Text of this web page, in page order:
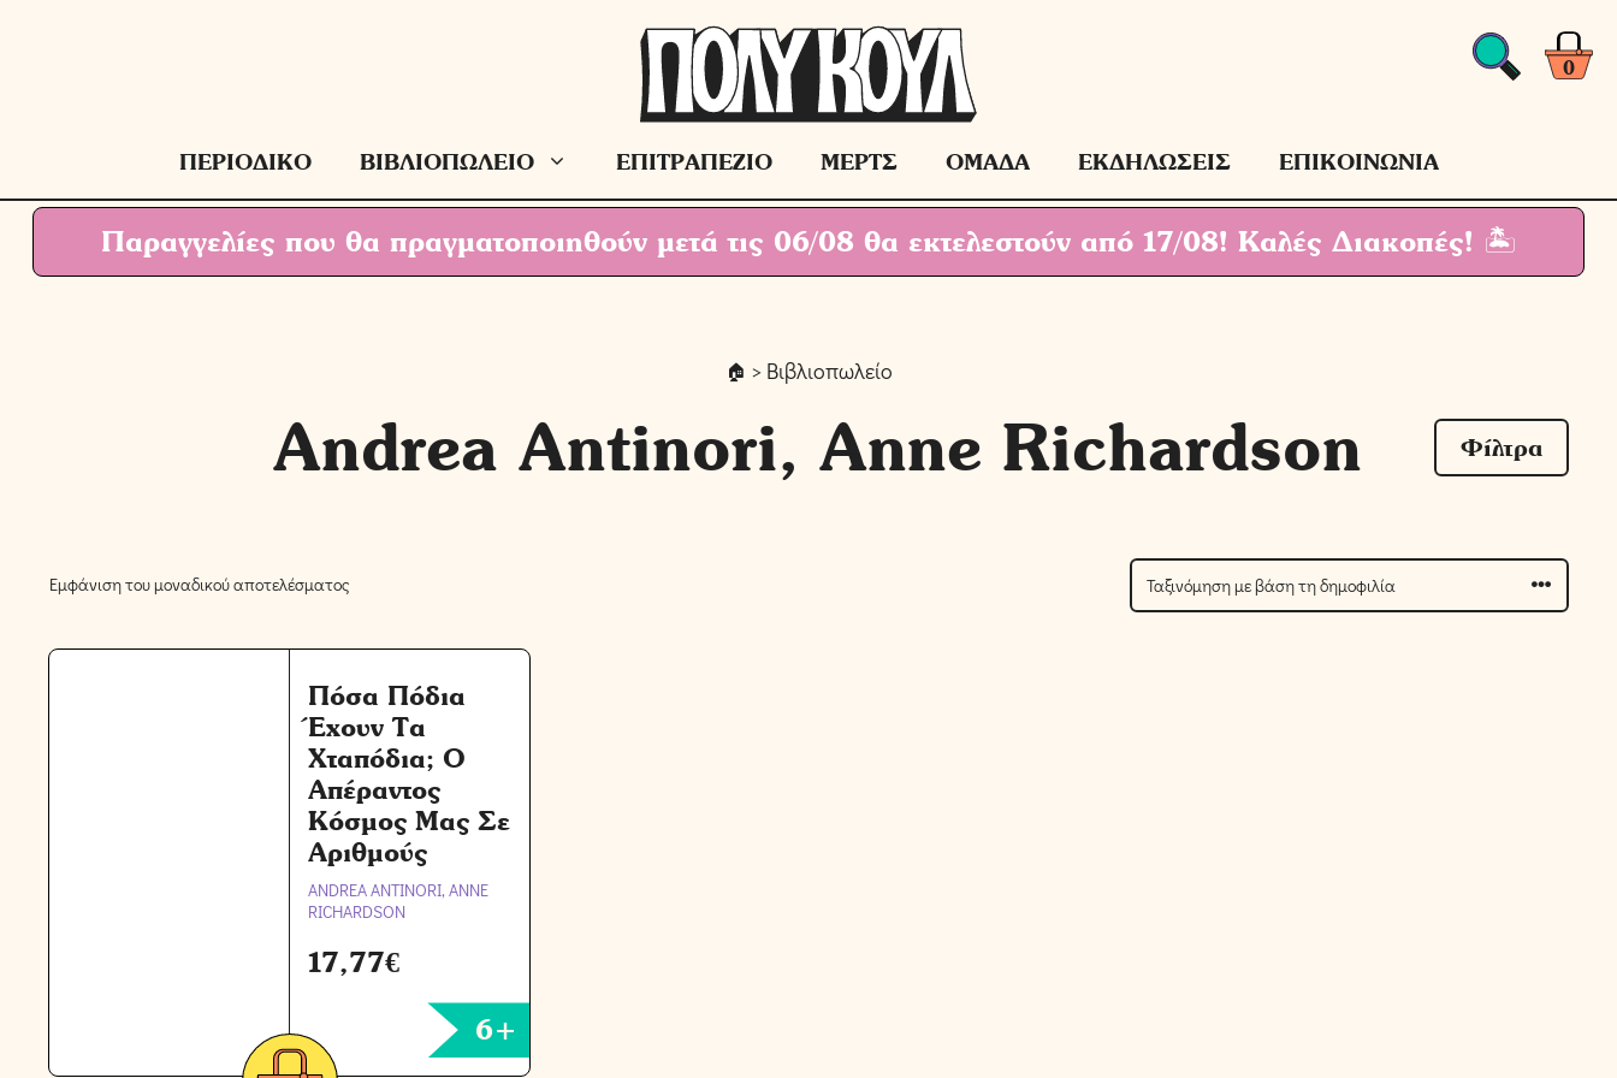
0
ΠΕΡΙΟΔΙΚΟ ΒΙΒΛΙΟΠΩΛΕΙΟ ΕΠΙΤΡΑΠΕΖΙΟ ΜΕΡΤΣ ΟΜΑΔΑ ΕΚΔΗΛΩΣΕΙΣ ΕΠΙΚΟΙΝΩΝΙΑ
Παραγγελίες που θα πραγματοποιηθούν μετά τις 06/08 θα εκτελεστούν από 17/08! Καλές Διακοπές! 🏝
> Βιβλιοπωλείο
Andrea Antinori, Anne Richardson Φίλτρα
Εμφάνιση του μοναδικού αποτελέσματος
Πόσα Πόδια
Έχουν Τα
Χταπόδια; Ο
Απέραντος
Κόσμος Μας Σε
Αριθμούς
ANDREA ANTINORI, ANNE
RICHARDSON
17,77€
6+